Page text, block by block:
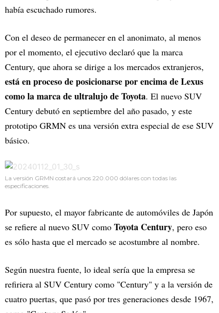
había escuchado rumores.
Con el deseo de permanecer en el anonimato, al menos
por el momento, el ejecutivo declaró que la marca
Century, que ahora se dirige a los mercados extranjeros,
está en proceso de posicionarse por encima de Lexus
como la marca de ultralujo de Toyota. El nuevo SUV
Century debutó en septiembre del año pasado, y este
prototipo GRMN es una versión extra especial de ese SUV
básico.
La versión GRMN costará unos 220.000 dólares con todas las
especificaciones.
Por supuesto, el mayor fabricante de automóviles de Japón
se refiere al nuevo SUV como Toyota Century, pero eso
es sólo hasta que el mercado se acostumbre al nombre.
Según nuestra fuente, lo ideal sería que la empresa se
refiriera al SUV Century como "Century" y a la versión de
cuatro puertas, que pasó por tres generaciones desde 1967,